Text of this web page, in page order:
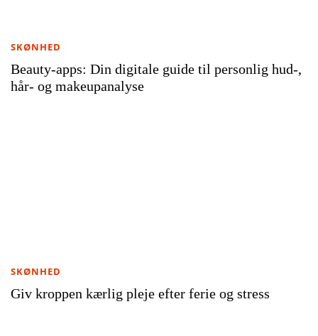
Beauty-apps: Din digitale guide til personlig hud-,
hår- og makeupanalyse
SKØNHED
Giv kroppen kærlig pleje efter ferie og stress
SKØNHED